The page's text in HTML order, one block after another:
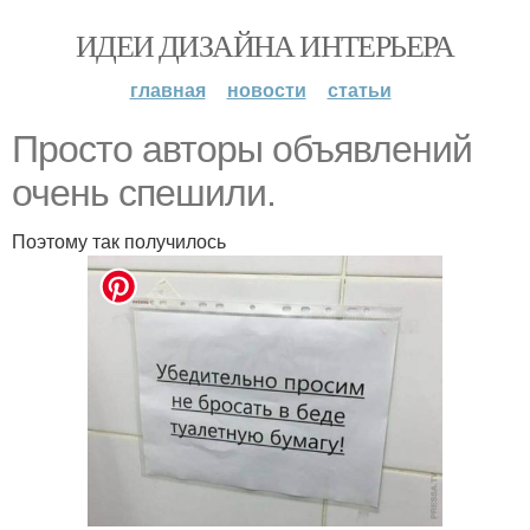
ИДЕИ ДИЗАЙНА ИНТЕРЬЕРА
главная новости статьи
Просто авторы объявлений
очень спешили.
Поэтому так получилось